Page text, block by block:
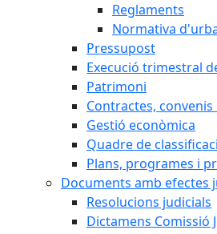
Reglaments
Normativa
Pressupost
Execució trimestral
Patrimoni
Contractes,
Gestió econòmica
Quadre de
Plans, programes i
Documents amb efectes
Resolucions judicials
Dictamens Comissió